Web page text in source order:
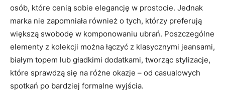
osób, które cenią sobie elegancję w prostocie. Jednak
marka nie zapomniała również o tych, którzy preferują
większą swobodę w komponowaniu ubrań. Poszczególne
elementy z kolekcji można łączyć z klasycznymi jeansami,
białym topem lub gładkimi dodatkami, tworząc stylizacje,
które sprawdzą się na różne okazje – od casualowych
spotkań po bardziej formalne wyjścia.